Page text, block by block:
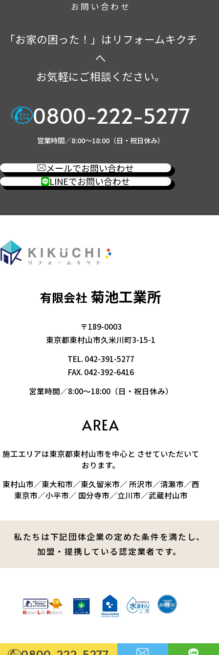
お問い合わせ
「お家の困った！」はリフォームキクチ
へ
お気軽にご相談ください。
0800-222-5277
営業時間／8:00～18:00（日・祝日休み）
メールでお問い合わせ
LINEでお問い合わせ
有限会社 菊池工業所
〒189-0003
東京都東村山市久米川町3-15-1
TEL. 042-391-5277
FAX. 042-392-6416
営業時間／8:00～18:00（日・祝日休み）
AREA
施工エリアは東京都東村山市を中心と させていただいて
おります。
東村山市／東大和市／東久留米市／ 所沢市／清瀬市／西
東京市／小平市／ 国分寺市／立川市／武蔵村山市
私たちは下記団体企業の定めた条件を満たし、
加盟・提携している認定業者です。